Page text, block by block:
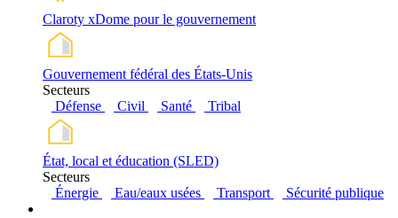
Claroty xDome pour le gouvernement
Gouvernement fédéral des États-Unis
Secteurs
Défense
Civil Santé Tribal
État, local et éducation (SLED)
Secteurs
Énergie
Eau/eaux usées Transport Sécurité publique